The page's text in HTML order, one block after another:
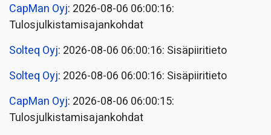
CapMan Oyj: 2026-08-06 06:00:16:
Tulosjulkistamisajankohdat
Solteq Oyj: 2026-08-06 06:00:16: Sisäpiiritieto
Solteq Oyj: 2026-08-06 06:00:16: Sisäpiiritieto
CapMan Oyj: 2026-08-06 06:00:15:
Tulosjulkistamisajankohdat